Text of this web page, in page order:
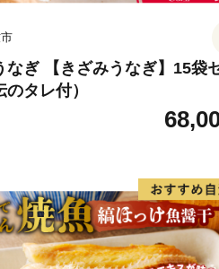
ジの「発送期
なぎ 【きざみうなぎ】15袋
のタレ付）